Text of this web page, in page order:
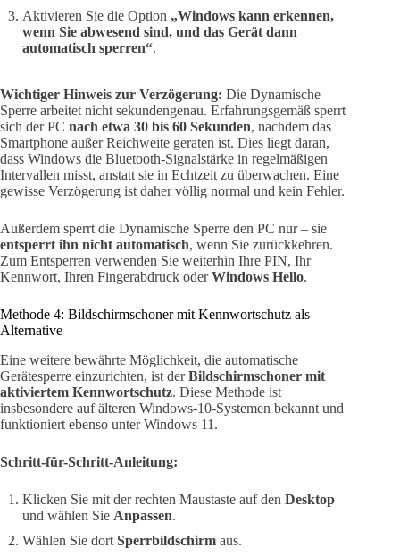
Aktivieren Sie die Option „Windows kann erkennen,
wenn Sie abwesend sind, und das Gerät dann
automatisch sperren“.
Wichtiger Hinweis zur Verzögerung: Die Dynamische
Sperre arbeitet nicht sekundengenau. Erfahrungsgemäß sperrt
sich der PC nach etwa 30 bis 60 Sekunden, nachdem das
Smartphone außer Reichweite geraten ist. Dies liegt daran,
dass Windows die Bluetooth-Signalstärke in regelmäßigen
Intervallen misst, anstatt sie in Echtzeit zu überwachen. Eine
gewisse Verzögerung ist daher völlig normal und kein Fehler.
Außerdem sperrt die Dynamische Sperre den PC nur – sie
entsperrt ihn nicht automatisch, wenn Sie zurückkehren.
Zum Entsperren verwenden Sie weiterhin Ihre PIN, Ihr
Kennwort, Ihren Fingerabdruck oderWindows Hello.
Methode 4: Bildschirmschoner mit Kennwortschutz als
Alternative
Eine weitere bewährte Möglichkeit, die automatische
Gerätesperre einzurichten, ist derBildschirmschoner mit
aktiviertem Kennwortschutz. Diese Methode ist
insbesondere auf älteren Windows-10-Systemen bekannt und
funktioniert ebenso unter Windows 11.
Schritt-für-Schritt-Anleitung:
Klicken Sie mit der rechten Maustaste auf den Desktop
und wählen Sie Anpassen.
Wählen Sie dort Sperrbildschirm aus.